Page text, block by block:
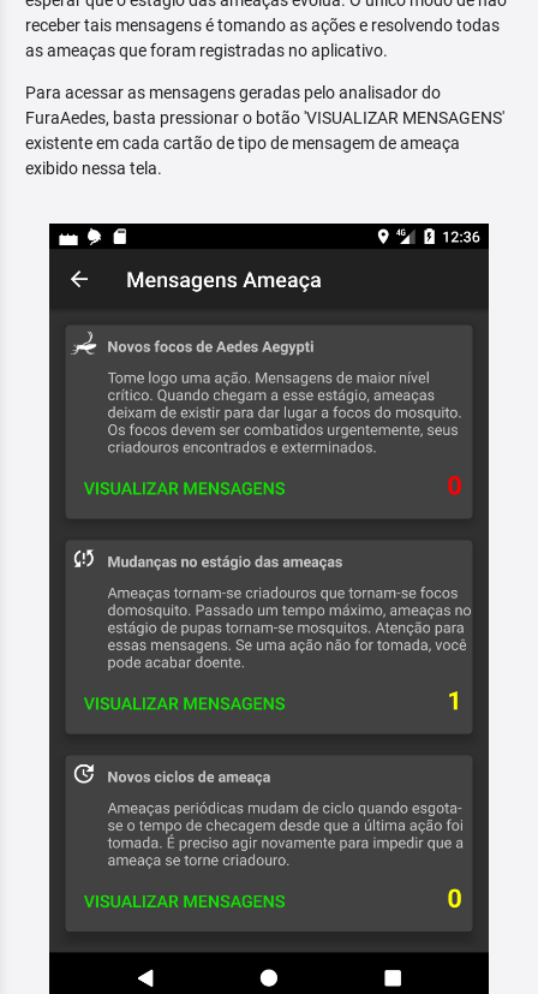
receber tais mensagens é tomando as ações e resolvendo todas
as ameaças que foram registradas no aplicativo.
Para acessar as mensagens geradas pelo analisador do
FuraAedes, basta pressionar o botão 'VISUALIZAR MENSAGENS'
existente em cada cartão de tipo de mensagem de ameaça
exibido nessa tela.